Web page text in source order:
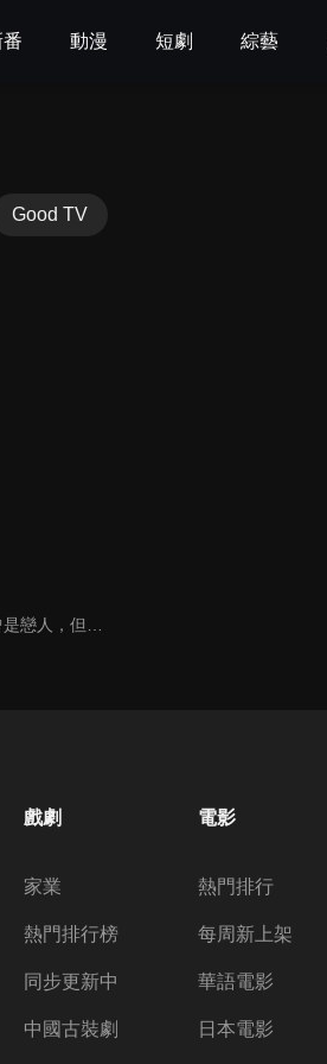
動漫 短劇 綜藝
Good TV
戲劇
家業
熱門排行榜
同步更新中
中國古裝劇
電影
熱門排行
每周新上架
華語電影
日本電影